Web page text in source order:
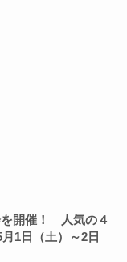
開催！ 人気の４
1日（土）～2日